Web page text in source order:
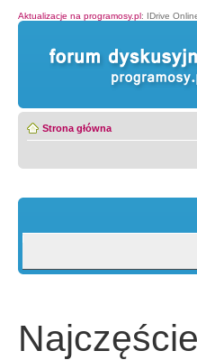
Aktualizacje na programosy.pl: IDrive
Strona główna